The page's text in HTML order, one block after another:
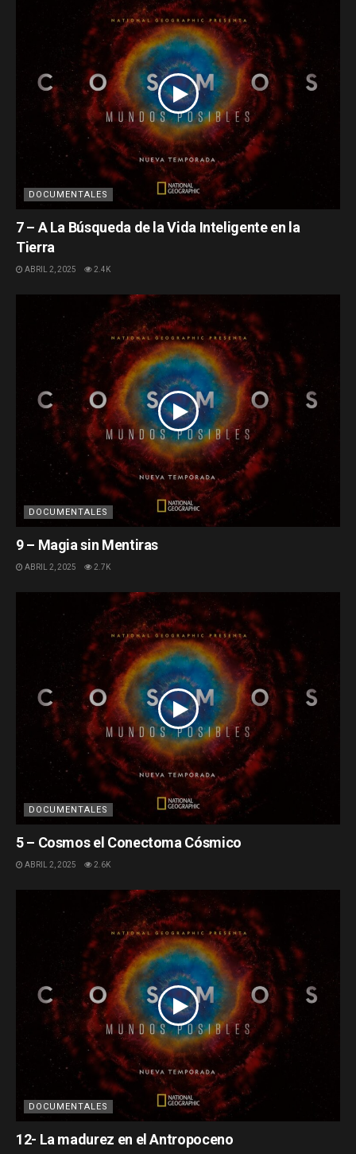
DOCUMENTALES
7 – A La Búsqueda de la Vida Inteligente en la
Tierra
ABRIL 2, 2025 2.4K
DOCUMENTALES
9 – Magia sin Mentiras
ABRIL 2, 2025 2.7K
DOCUMENTALES
5 – Cosmos el Conectoma Cósmico
ABRIL 2, 2025 2.6K
DOCUMENTALES
12- La madurez en el Antropoceno